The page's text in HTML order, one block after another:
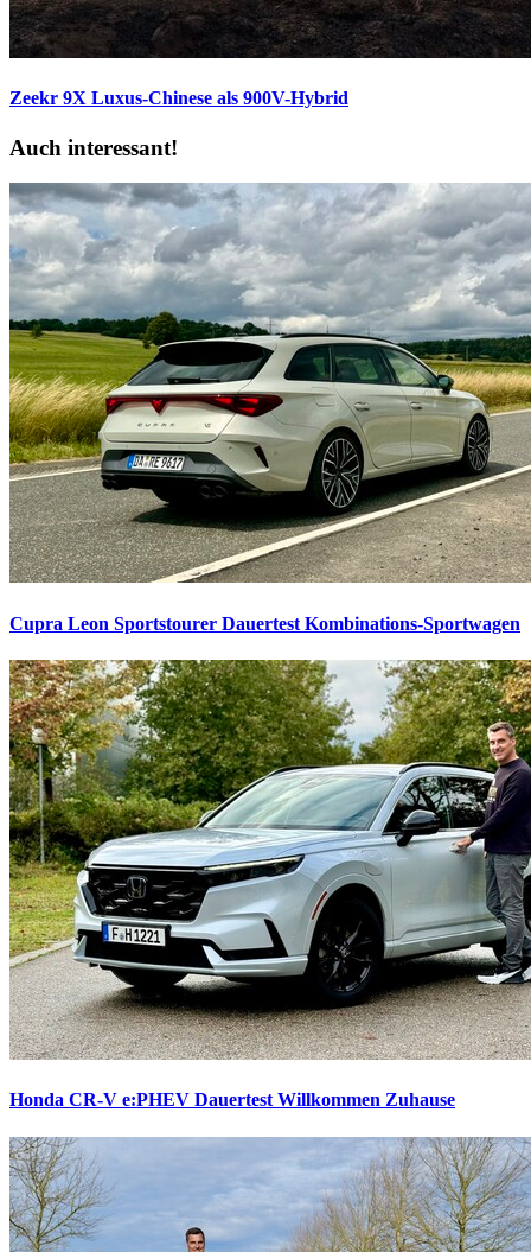
Zeekr 9X Luxus-Chinese als 900V-Hybrid
Auch interessant!
Cupra Leon Sportstourer Dauertest Kombinations-Sportwagen
Honda CR-V e:PHEV Dauertest Willkommen Zuhause